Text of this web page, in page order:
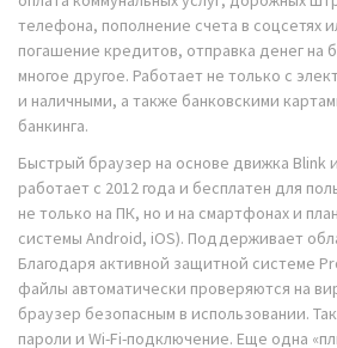
телефона, пополнение счета в соцсетях
погашение кредитов, отправка денег на
многое другое. Работает не только с
и наличными, а также банковскими
банкинга.
Быстрый браузер на основе движка Blink
работает с 2012 года и бесплатен для
не только на ПК, но и на смартфонах и
системы Android, iOS). Поддерживает
Благодаря активной защитной системе
файлы автоматически проверяются на
браузер безопасным в использовании.
пароли и Wi-Fi-подключение. Еще одна